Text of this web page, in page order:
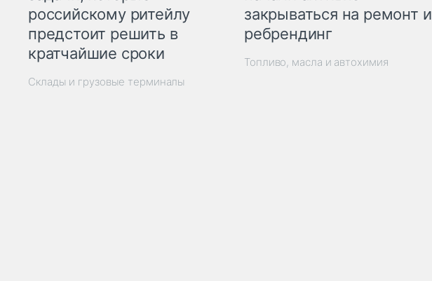
российскому ритейлу
предстоит решить в
кратчайшие сроки
Склады и грузовые терминалы
закрываться на ремонт и
ребрендинг
Топливо, масла и автохимия